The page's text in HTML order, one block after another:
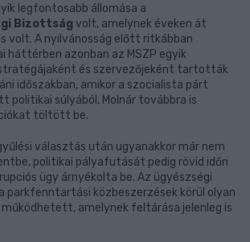
legfontosabb állomása a
Bizottságvolt, amelynek éveken át
volt. A nyilvánosság előtt ritkábban
háttérben azonban az MSZP egyik
és szervezőjeként tartották
időszakban, amikor a szocialista párt
politikai súlyából, Molnár továbbra is
töltött be.
választás után ugyanakkor már nem
politikai pályafutását pedig rövid időn
ügy árnyékolta be. Az ügyészségi
parkfenntartási közbeszerzések körül olyan
amelynek feltárása jelenleg is